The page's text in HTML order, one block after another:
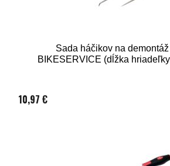
Sada háčikov na
BIKESERVICE (dĺžka
10,97 €